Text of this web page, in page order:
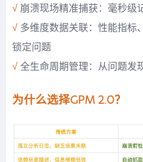
√ 崩溃现场精准捕获：毫秒级
√ 多维度数据关联：性能指标
锁定问题
√ 全生命周期管理：从问题发
为什么选择GPM 2.0？